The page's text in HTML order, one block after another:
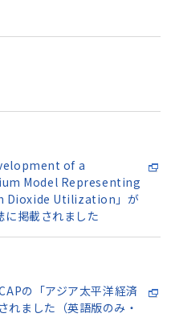
of a
Model Representing
Dioxide Utilization」が
掲載されました
の「アジア太平洋経済
れました（英語版のみ・